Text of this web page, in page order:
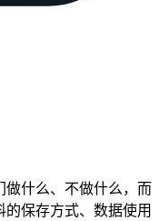
什么、不做什么，而
保存方式、数据使用